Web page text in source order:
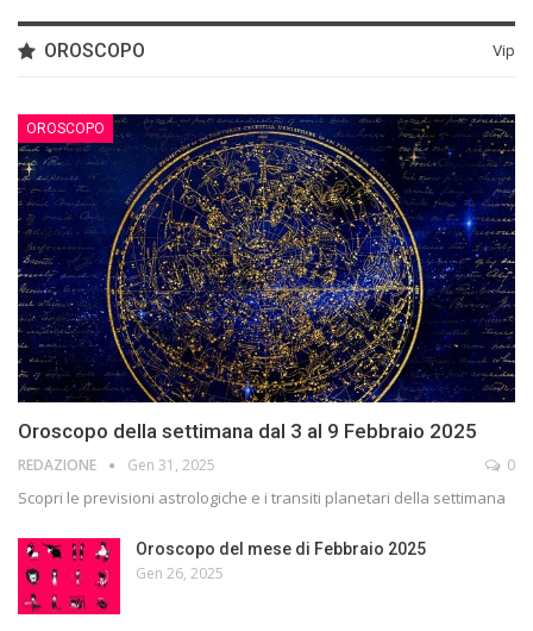
OROSCOPO Vip
OROSCOPO
Oroscopo della settimana dal 3 al 9 Febbraio 2025
REDAZIONE Gen 31, 2025 0
Scopri le previsioni astrologiche e i transiti planetari della settimana
Oroscopo del mese di Febbraio 2025
Gen 26, 2025